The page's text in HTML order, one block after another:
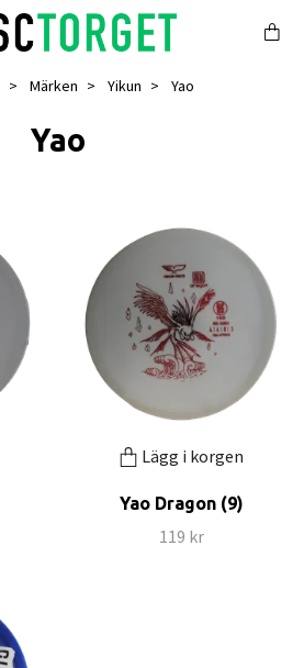
Märken Yikun Yao
Yao
Lägg i korgen
Yao Dragon (9)
119 kr